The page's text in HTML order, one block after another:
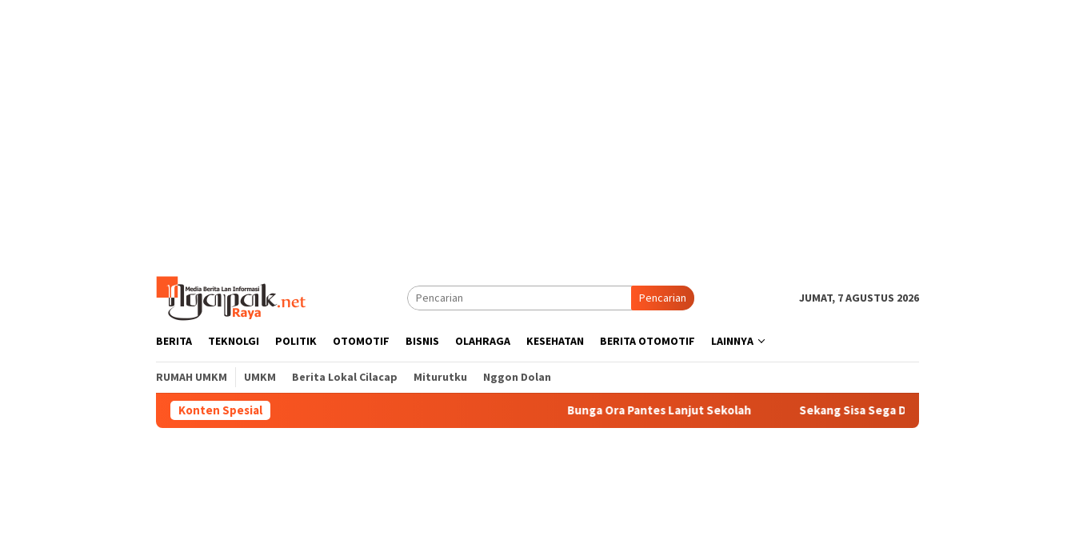
Pencarian JUMAT, 7 AGUSTUS 2026
BERITA TEKNOLGI POLITIK OTOMOTIF BISNIS OLAHRAGA KESEHATAN BERITA OTOMOTIF LAINNYA
RUMAH UMKM UMKM Berita Lokal Cilacap Miturutku Nggon Dolan
Konten Spesial Bunga Ora Pantes Lanjut Sekolah Sekang Sisa Sega Diubah Dadi Omset: Kisah Santri Entrepreneur